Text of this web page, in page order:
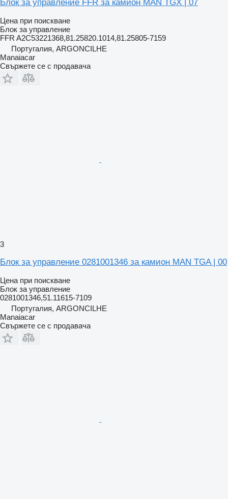
Блок за управление FFR за камион MAN TGX | 07
Цена при поискване
Блок за управление
FFR A2C53221368,81.25820.1014,81.25805-7159
Португалия, ARGONCILHE
Manaiacar
Свържете се с продавача
3
Блок за управление 0281001346 за камион MAN TGA | 00
Цена при поискване
Блок за управление
0281001346,51.11615-7109
Португалия, ARGONCILHE
Manaiacar
Свържете се с продавача